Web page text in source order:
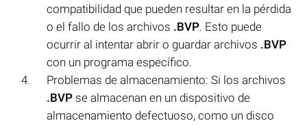
compatibilidad que pueden resultar en la pérdida
o el fallo de los archivos .BVP. Esto puede
ocurrir al intentar abrir o guardar archivos .BVP
con un programa específico.
Problemas de almacenamiento: Si los archivos
.BVP se almacenan en un dispositivo de
almacenamiento defectuoso, como un disco